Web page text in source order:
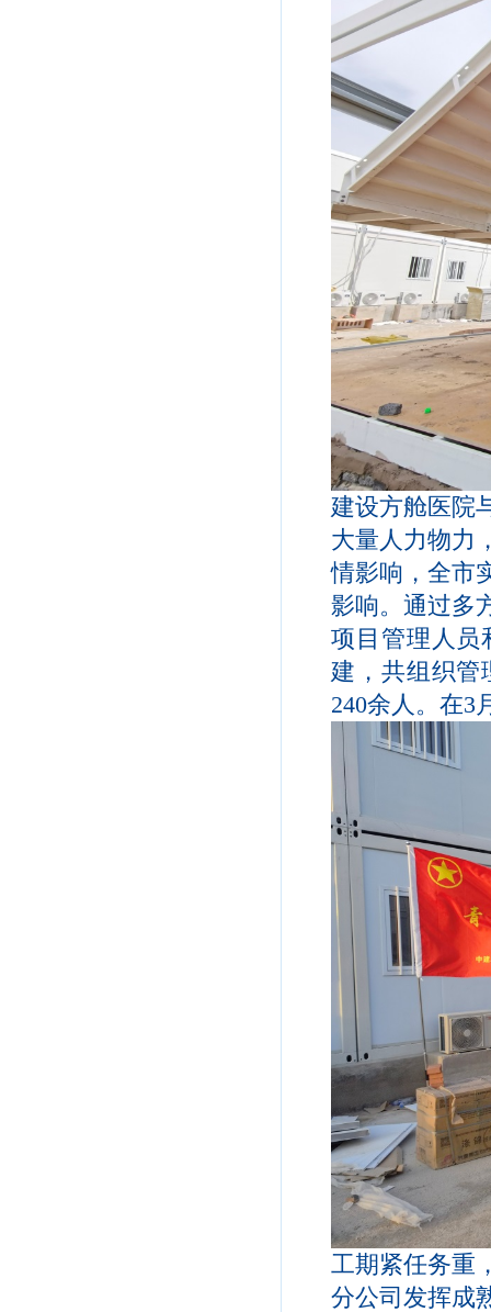
建设方舱医院
大量人力物力
情影响，全市
影响。通过多
项目管理人员
建，共组织管
240余人。在3
工期紧任务重
分公司发挥成